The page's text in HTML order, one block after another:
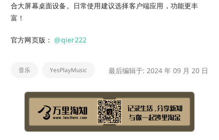
合大屏幕桌面设备。日常使用建议选择客户端应用，功能更丰
富！
官方网页版：@qier222
音乐 YesPlayMusic 最后编辑于: 2024 年 09 月 20 日